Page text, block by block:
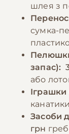
🎁 −10%
За
шлея з
сумка-
запас):
або
Іграшки
Засоби
грн